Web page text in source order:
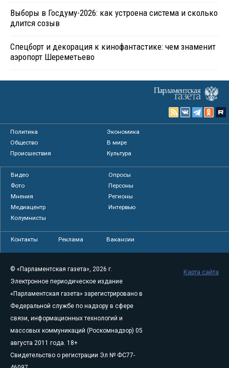
Выборы в Госдуму-2026: как устроена система и сколько
длится созыв
Спецборт и декорация к кинофантастике: чем знаменит
аэропорт Шереметьево
Политика
Экономика
Общество
В мире
Происшествия
Культура
Видео
Опросы
Фото
Персоны
Мнения
Регионы
Медиацентр
Интервью
Колумнисты
Контакты Реклама Вакансии
© «Парламентская газета», 2026 г.
Электронное периодическое издание
«Парламентская газета» зарегистрировано в
Федеральной службе по надзору в сфере
связи, информационных технологий и
массовых коммуникаций (Роскомнадзор) 05
августа 2011 года. 18+
Свидетельство о регистрации Эл № ФС77-
Карта сайта